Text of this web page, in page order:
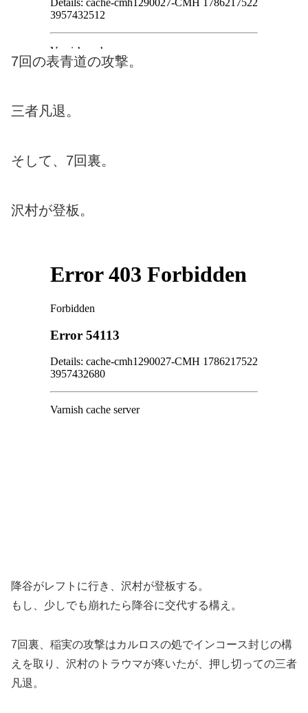
7回の表青道の攻撃。
三者凡退。
そして、7回裏。
沢村が登板。
降谷がレフトに行き、沢村が登板する。
もし、少しでも崩れたら降谷に交代する構え。
7回裏、稲実の攻撃はカルロスの処でインコース封じの構
えを取り、沢村のトラウマが疼いたが、押し切っての三者
凡退。